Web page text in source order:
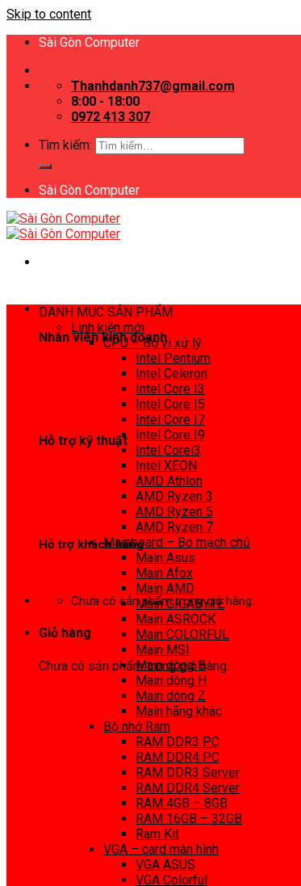
Skip to content
Sài Gòn Computer
Thanhdanh737@gmail.com
8:00 - 18:00
0972 413 307
Tìm kiếm:
Sài Gòn Computer
Nhân viên kinh doanh
Hỗ trợ kỹ thuật
Hỗ trợ khách hàng
Chưa có sản phẩm trong giỏ hàng.
Giỏ hàng
Chưa có sản phẩm trong giỏ hàng.
DANH MỤC SẢN PHẨM
Linh kiện mới
CPU – Bộ vi xử lý
Intel Pentium
Intel Celeron
Intel Core I3
Intel Core I5
Intel Core I7
Intel Core I9
Intel Corei3
Intel XEON
AMD Athlon
AMD Ryzen 3
AMD Ryzen 5
AMD Ryzen 7
Mainboard – Bo mạch chủ
Main Asus
Main Afox
Main AMD
Main GIGABYTE
Main ASROCK
Main COLORFUL
Main MSI
Main dòng B
Main dòng H
Main dòng Z
Main hãng khác
Bộ nhớ Ram
RAM DDR3 PC
RAM DDR4 PC
RAM DDR3 Server
RAM DDR4 Server
RAM 4GB – 8GB
RAM 16GB – 32GB
Ram Kit
VGA – card màn hình
VGA ASUS
VGA Colorful